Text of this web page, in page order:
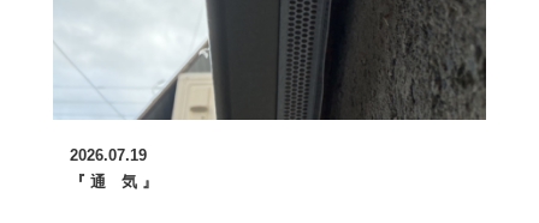
2026.07.19
『 通 気 』